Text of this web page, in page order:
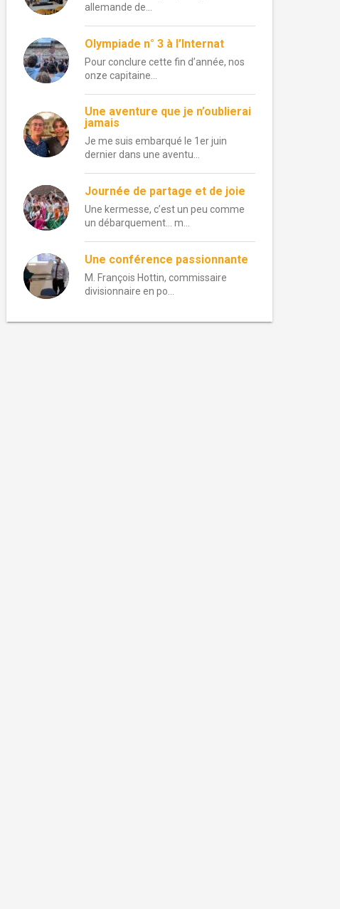
allemande de...
Olympiade n° 3 à l’Internat
Pour conclure cette fin d’année, nos
onze capitaine...
Une aventure que je n’oublierai
jamais
Je me suis embarqué le 1er juin
dernier dans une aventu...
Journée de partage et de joie
Une kermesse, c’est un peu comme
un débarquement… m...
Une conférence passionnante
M. François Hottin, commissaire
divisionnaire en po...